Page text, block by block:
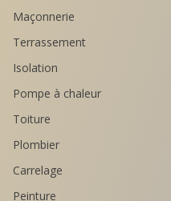
Maçonnerie
Terrassement
Isolation
Pompe à chaleur
Toiture
Plombier
Carrelage
Peinture